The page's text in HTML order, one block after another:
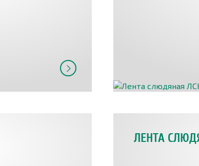
ЛЕНТА